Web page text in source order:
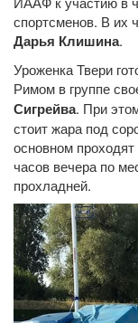
спортсменов. В их
Дарья Клишина.
Уроженка Твери
Римом в группе
Сигрейва. При
стоит жара под
основном
часов вечера по
прохладней.